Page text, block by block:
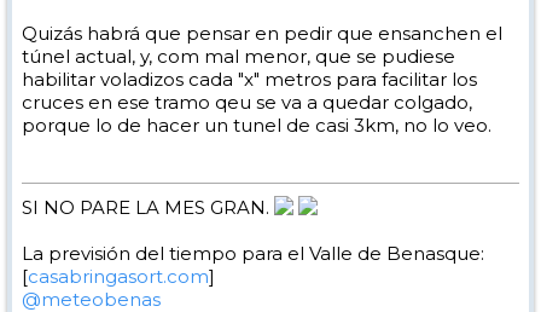
Quizás habrá que pensar en pedir que ensanchen el
túnel actual, y, com mal menor, que se pudiese
habilitar voladizos cada "x" metros para facilitar los
cruces en ese tramo qeu se va a quedar colgado,
porque lo de hacer un tunel de casi 3km, no lo veo.
SI NO PARE LA MES GRAN.
La previsión del tiempo para el Valle de Benasque:
[casabringasort.com]
@meteobenas